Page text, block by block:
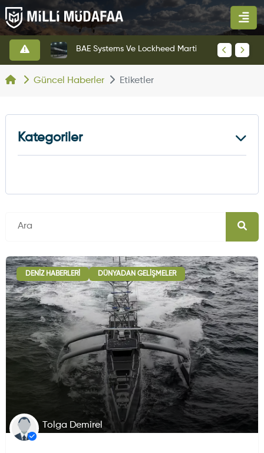
Güncel Haberler Etiketler
DENIZ HABERLERI DÜNYADAN GELIŞMELER
Tolga Demirel
Kategoriler
Deniz Haberleri 223
Uydu ve Uzay Haberi 44
Silah ve Mühimmatlar 231